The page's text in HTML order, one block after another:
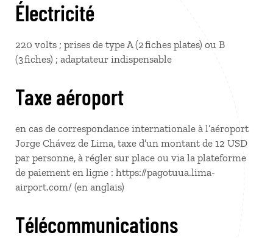
Électricité
220 volts ; prises de type A (2 fiches plates) ou B
(3 fiches) ; adaptateur indispensable
Taxe aéroport
en cas de correspondance internationale à l’aéroport
Jorge Chávez de Lima, taxe d’un montant de 12 USD
par personne, à régler sur place ou via la plateforme
de paiement en ligne : https://pagotuua.lima-
airport.com/ (en anglais)
Télécommunications